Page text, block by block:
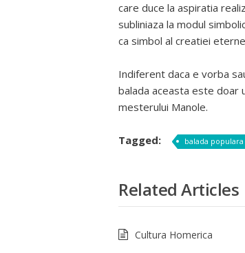
care duce la aspiratia
subliniaza la modul
ca simbol al creatiei
Indiferent daca e vorba
balada aceasta este
mesterului Manole.
Tagged: balada populara
Related Articles
Cultura Homerica